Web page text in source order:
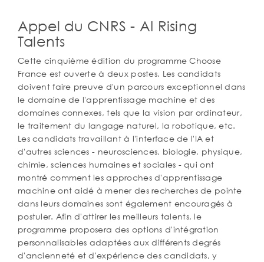
Corps
de
texte
Appel du CNRS - AI Rising
Talents
Cette cinquième édition du programme Choose
France est ouverte à deux postes. Les candidats
doivent faire preuve d'un parcours exceptionnel dans
le domaine de l'apprentissage machine et des
domaines connexes, tels que la vision par ordinateur,
le traitement du langage naturel, la robotique, etc.
Les candidats travaillant à l'interface de l'IA et
d'autres sciences - neurosciences, biologie, physique,
chimie, sciences humaines et sociales - qui ont
montré comment les approches d'apprentissage
machine ont aidé à mener des recherches de pointe
dans leurs domaines sont également encouragés à
postuler. Afin d'attirer les meilleurs talents, le
programme proposera des options d'intégration
personnalisables adaptées aux différents degrés
d'ancienneté et d'expérience des candidats, y